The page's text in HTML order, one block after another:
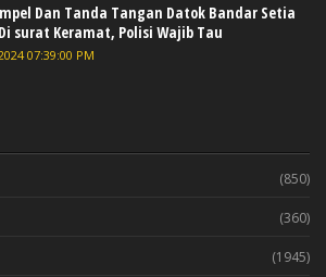
Dan Tanda Tangan Datok Bandar Setia
surat Keramat, Polisi Wajib Tau
07:39:00 PM
(850)
(360)
(1945)